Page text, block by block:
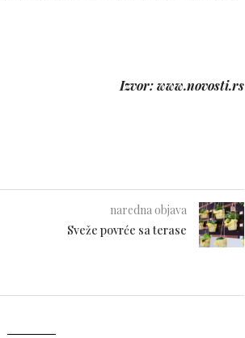
Izvor: www.novosti.rs
naredna objava
Sveže povrće sa terase